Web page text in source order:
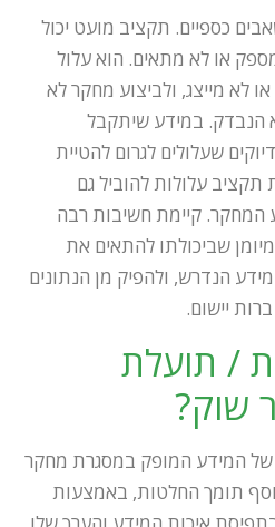
כספיים. תקציב מועט יכול
או לא מתאים. הוא עלול
לא מייצג, ולביצוע מחקר לא
הנבדק. במידע שיתקבל
שעלולים לגרום להטיית
עלולות להוביל גם
המחקר. קיימת חשיבות רבה
שביכולתו להתאים את
הנדרש, ולהפיק מן הנתונים
יישום.
/ תועלת
שוק?
של המידע המופק במסגרת מחקר
תומך החלטות, באמצעות